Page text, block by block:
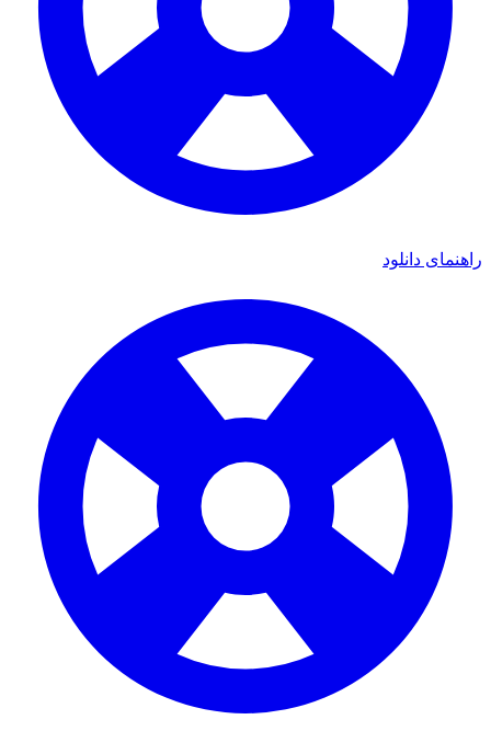
دانلود